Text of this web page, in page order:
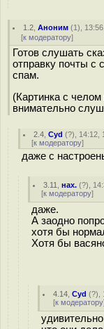
1.2 ,Аноним (1),
[к модератору]
Готов слушать
отправку почты с
спам.
(Картинка с
внимательно
2.4 ,Cyd (?), 14:12,
[к модератору]
даже с
3.11 ,нах. (?),
[к модератору]
даже.
А заодно
хотя бы
Хотя бы
4.14 ,Cyd (?),
[к модератору